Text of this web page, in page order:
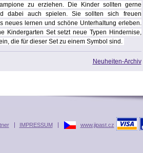
zu erziehen. Die Kinder sollten gerne
dabei auch spielen. Sie sollten sich freuen
neues lernen und schöne Unterhaltung erleben.
Kindergarten Set setzt neue Typen Hindernise,
die für dieser Set zu einem Symbol sind.
Neuheiten-Archiv
IMPRESSUM www.jipast.cz